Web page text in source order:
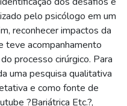
pelo psicólogo em um
reconhecer impactos da
teve acompanhamento
processo cirúrgico. Para
uma pesquisa qualitativa
e como fonte de
?Bariátrica Etc.?,